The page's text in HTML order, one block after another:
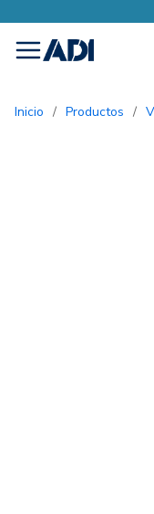
menu
Inicio / Productos /